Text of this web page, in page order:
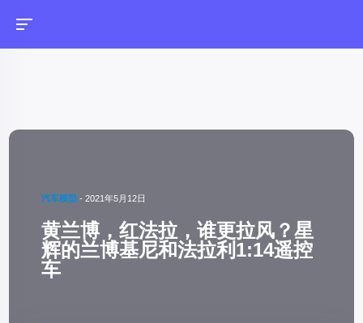
汽车模型 -2021年5月12日
黄兰博，红法拉，谁更拉风？星
辉的兰博基尼和法拉利1:14遥控
车